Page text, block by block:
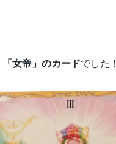
「女帝」のカードでした！